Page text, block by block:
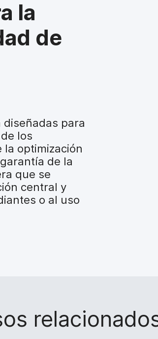
la
de
para
los
optimización
de la
que se
central y
o al uso